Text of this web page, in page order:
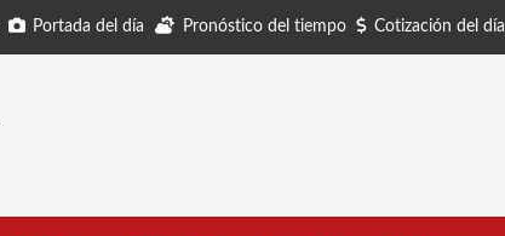
Portada del día Pronóstico del tiempo Cotización del día